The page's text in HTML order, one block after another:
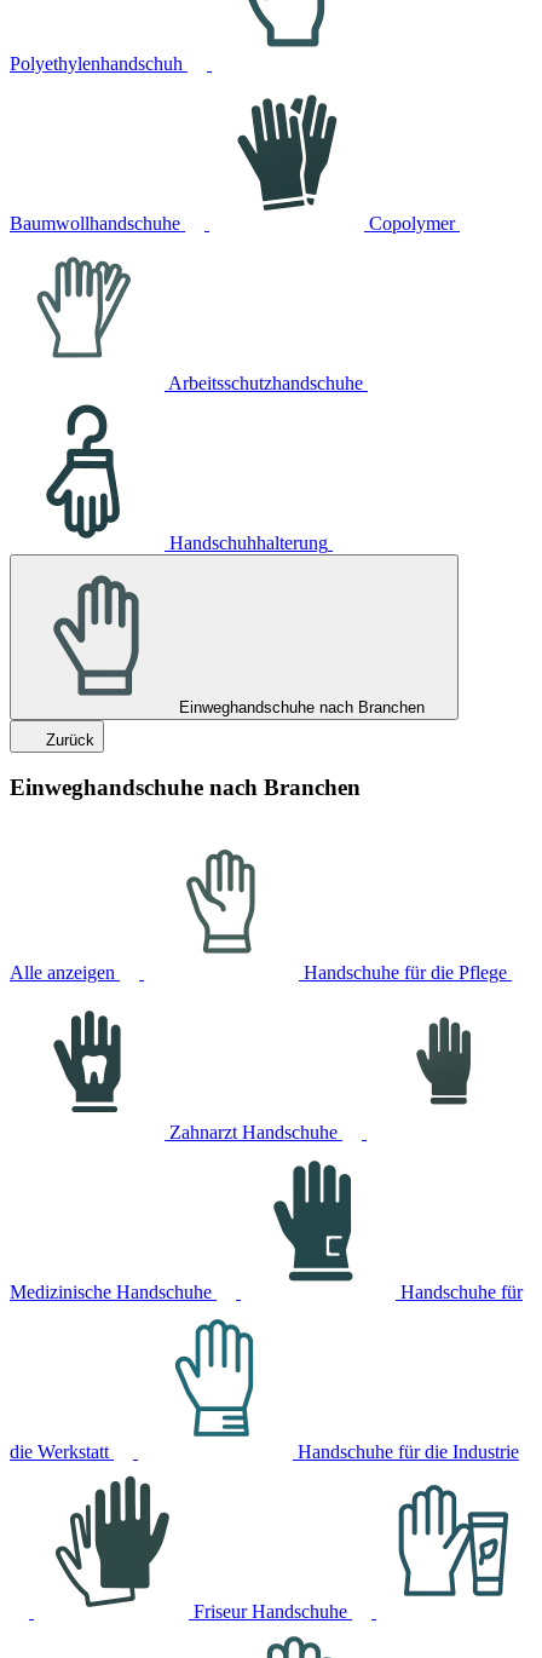
Polyethylenhandschuh
Baumwollhandschuhe Copolymer
Arbeitsschutzhandschuhe
Handschuhhalterung
Einweghandschuhe nach Branchen
Zurück
Einweghandschuhe nach Branchen
Alle anzeigen Handschuhe für die Pflege
Zahnarzt Handschuhe
Medizinische Handschuhe Handschuhe für
die Werkstatt Handschuhe für die Industrie
Friseur Handschuhe